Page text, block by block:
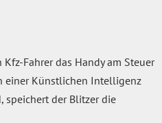
Fahrer das Handy am Steuer
einer Künstlichen Intelligenz
speichert der Blitzer die